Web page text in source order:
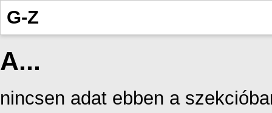
G-Z
A...
nincsen adat ebben a